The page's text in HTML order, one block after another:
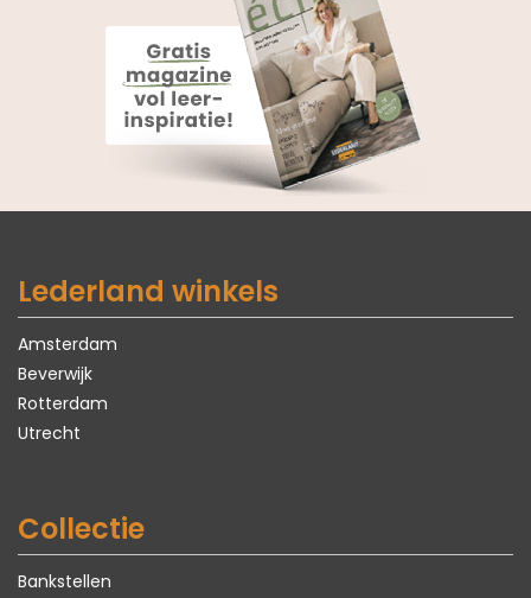
Lederland winkels
Amsterdam
Beverwijk
Rotterdam
Utrecht
Collectie
Bankstellen